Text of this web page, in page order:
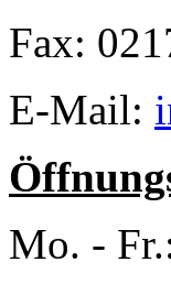
Fax:
E-Mail:
Mo. -